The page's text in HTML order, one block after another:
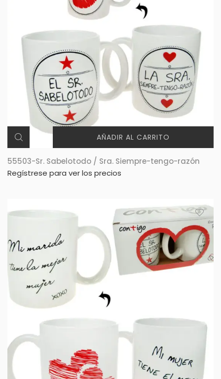
AÑADIR AL CARRITO
55503-Sr. Sabelotodo / Sra. Siempre-tengo-razón
Regístrese para ver los precios